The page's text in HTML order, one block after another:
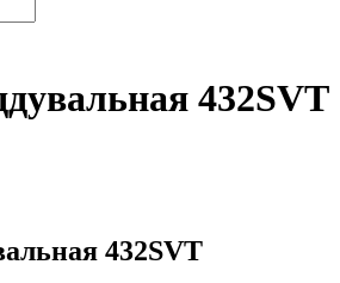
432SVT
432SVT